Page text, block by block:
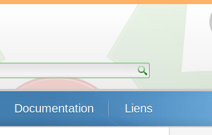
Documentation Liens